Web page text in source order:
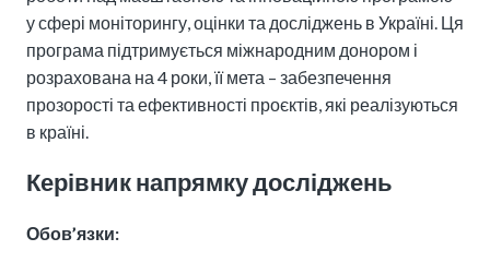
у сфері моніторингу, оцінки та досліджень в Україні. Ця
програма підтримується міжнародним донором і
розрахована на 4 роки, її мета – забезпечення
прозорості та ефективності проєктів, які реалізуються
в країні.
Керівник напрямку досліджень
Обов’язки: